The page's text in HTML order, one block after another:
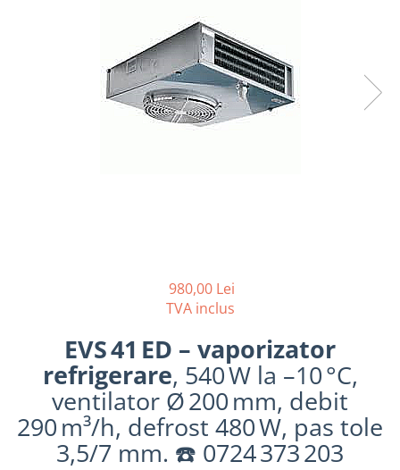
Ventilatoare EbmPapst
Compresoare Cubigel R404a
Compresoare Jiaxipera
980,00 Lei
TVA inclus
EVS 41 ED – vaporizator
refrigerare, 540 W la –10 °C,
ventilator Ø 200 mm, debit
290 m³/h, defrost 480 W, pas tole
3,5/7 mm. ☎️ 0724 373 203